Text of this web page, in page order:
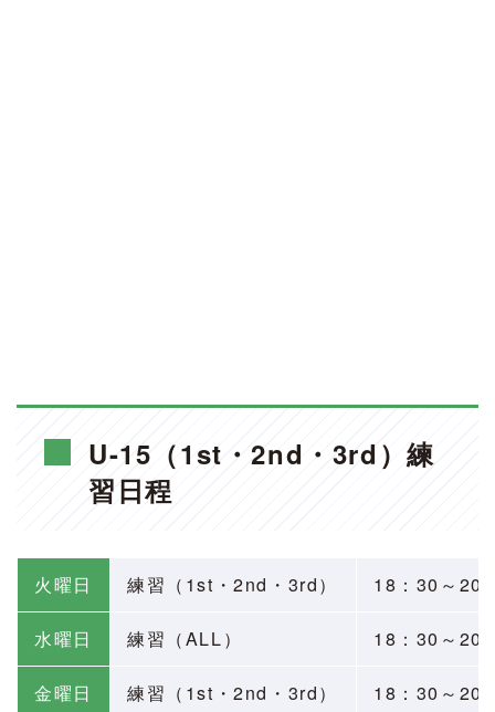
U-15（1st・2nd・3rd）練
習日程
火曜日 練習 （1st・2nd・3rd） 18：30～20
水曜日 練習（ALL） 18：30～20
金曜日 練習 （1st・2nd・3rd） 18：30 ～20